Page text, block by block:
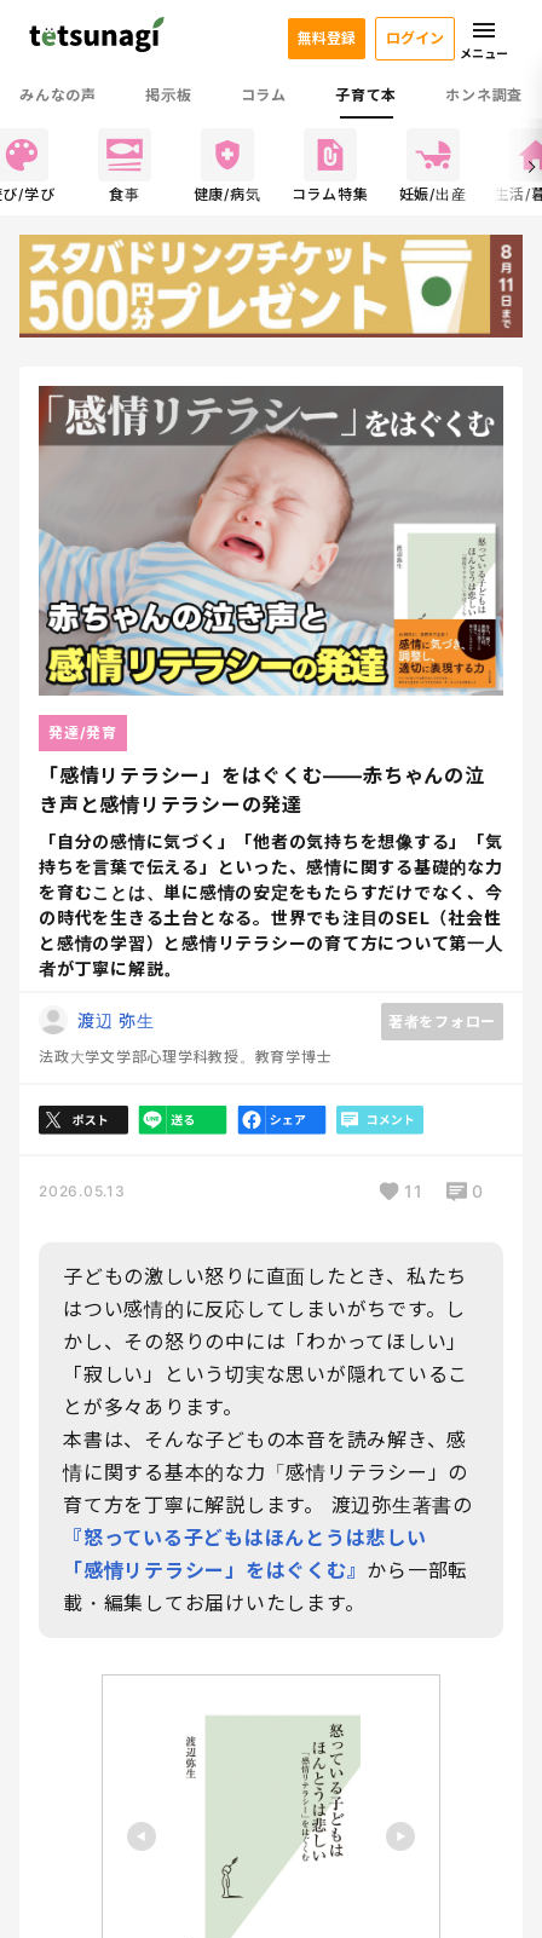
みんなの声 掲示板 コラム 子育て本 ホンネ調査
無料登録 ログイン
メニュー
び/学び 食事 健康/病気 コラム特集 妊娠/出産 生活/
「感情リテラシー」をはぐくむ――赤ちゃんの泣
き声と感情リテラシーの発達
「自分の感情に気づく」「他者の気持ちを想像する」「気
持ちを言葉で伝える」といった、感情に関する基礎的な力
を育むことは、単に感情の安定をもたらすだけでなく、今
の時代を生きる土台となる。世界でも注目のSEL（社会性
と感情の学習）と感情リテラシーの育て方について第一人
者が丁寧に解説。
発達/発育
渡辺 弥生
著者をフォロー
法政大学文学部心理学科教授。教育学博士
2026.05.13 11 0
子どもの激しい怒りに直面したとき、私たち
はつい感情的に反応してしまいがちです。し
かし、その怒りの中には「わかってほしい」
「寂しい」という切実な思いが隠れているこ
とが多々あります。
本書は、そんな子どもの本音を読み解き、感
情に関する基本的な力「感情リテラシー」の
育て方を丁寧に解説します。 渡辺弥生著書の
『怒っている子どもはほんとうは悲しい
「感情リテラシー」をはぐくむ』 から一部転
載・編集してお届けいたします。